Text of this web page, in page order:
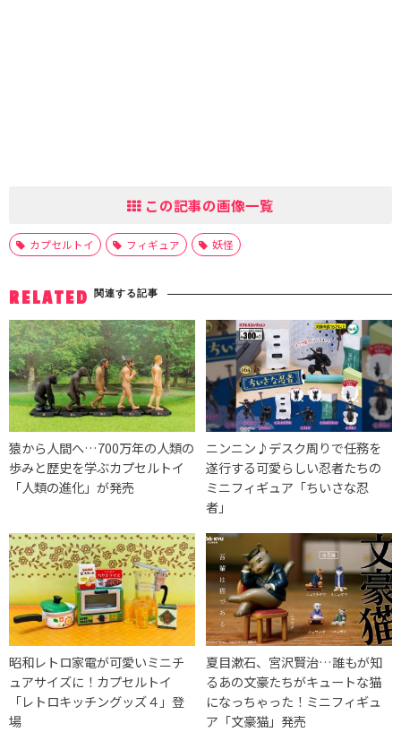
この記事の画像一覧
カプセルトイ フィギュア 妖怪
RELATED 関連する記事
猿から人間へ…700万年の人類の
歩みと歴史を学ぶカプセルトイ
「人類の進化」が発売
ニンニン♪デスク周りで任務を
遂行する可愛らしい忍者たちの
ミニフィギュア「ちいさな忍
者」
昭和レトロ家電が可愛いミニチ
ュアサイズに！カプセルトイ
「レトロキッチングッズ４」登
場
夏目漱石、宮沢賢治…誰もが知
るあの文豪たちがキュートな猫
になっちゃった！ミニフィギュ
ア「文豪猫」発売